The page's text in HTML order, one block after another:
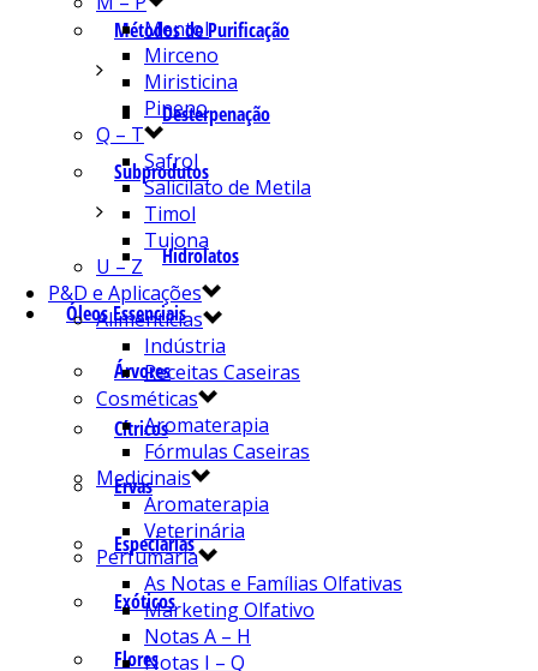
Métodos de Purificação
Desterpenação
Subprodutos
Hidrolatos
Óleos Essenciais
Árvores
Cítricos
Ervas
Especiarias
Exóticos
Flores
Mentol
Mirceno
Miristicina
Pineno
Q – T
Safrol
Salicilato de Metila
Timol
Tujona
U – Z
P&D e Aplicações
Alimentícias
Indústria
Receitas Caseiras
Cosméticas
Aromaterapia
Fórmulas Caseiras
Medicinais
Aromaterapia
Veterinária
Perfumaria
As Notas e Famílias Olfativas
Marketing Olfativo
Notas A – H
Notas I – Q